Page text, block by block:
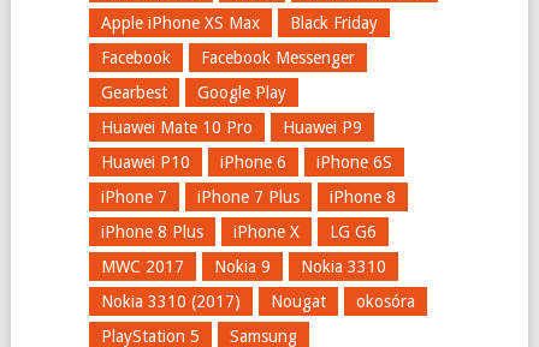
Apple iPhone XS Max
Black Friday
Facebook
Facebook Messenger
Gearbest
Google Play
Huawei Mate 10 Pro
Huawei P9
Huawei P10
iPhone 6
iPhone 6S
iPhone 7
iPhone 7 Plus
iPhone 8
iPhone 8 Plus
iPhone X
LG G6
MWC 2017
Nokia 9
Nokia 3310
Nokia 3310 (2017)
Nougat
okosóra
PlayStation 5
Samsung